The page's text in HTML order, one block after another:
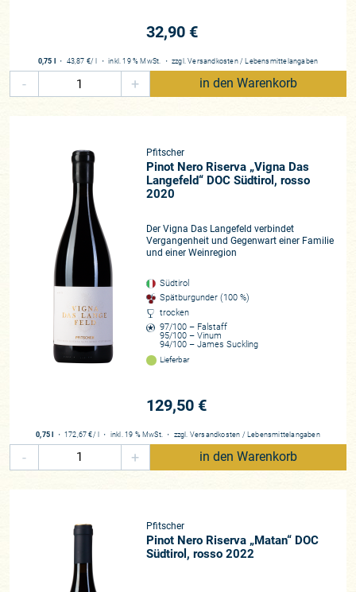
32,90 €
0,75 l ・ 43,87 €/ l ・inkl. 19 % MwSt. ・ zzgl.Versandkosten / Lebensmittelangaben
- + in den Warenkorb
Pfitscher
Pinot Nero Riserva „Vigna Das
Langefeld“ DOC Südtirol, rosso
2020
Der Vigna Das Langefeld verbindet
Vergangenheit und Gegenwart einer Familie
und einer Weinregion
Südtirol
Spätburgunder (100 %)
trocken
97/100 – Falstaff
95/100 – Vinum
94/100 – James Suckling
Lieferbar
129,50 €
0,75 l ・ 172,67 € / l ・ inkl. 19 % MwSt. ・ zzgl. Versandkosten / Lebensmittelangaben
- + in den Warenkorb
Pfitscher
Pinot Nero Riserva „Matan“ DOC
Südtirol, rosso 2022